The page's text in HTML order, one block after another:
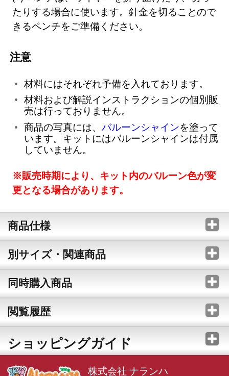
たりする場合に使います。針金を切ることので
きるペンチをご準備ください。
注意
材料にはそれぞれ予備を入れております。
材料および解説インストラクションの個別販
売は行っておりません。
商品の写真には、 バルーンシャインを塗って
います。キットにはバルーンシャインは付属
していません。
※販売時期により、キット内のバルーン色が変
更となる場合があります。
商品仕様
別サイズ・関連商品
同時購入商品
閲覧履歴
ショッピングガイド
株式会社 ナランハ